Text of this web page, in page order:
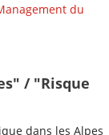
du
/ "Risque
dans les Alpes